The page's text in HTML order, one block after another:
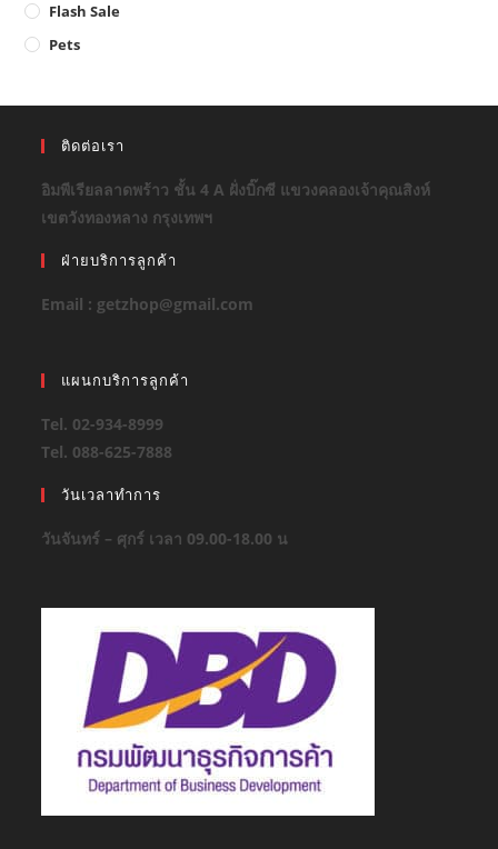
Flash Sale
Pets
ติดต่อเรา
อิมพีเรียลลาดพร้าว ชั้น 4 A ฝั่งบิ๊กซี แขวงคลองเจ้าคุณสิงห์
เขตวังทองหลาง กรุงเทพฯ
ฝ่ายบริการลูกค้า
Email : getzhop@gmail.com
แผนกบริการลูกค้า
Tel. 02-934-8999
Tel. 088-625-7888
วันเวลาทำการ
วันจันทร์ – ศุกร์ เวลา 09.00-18.00 น